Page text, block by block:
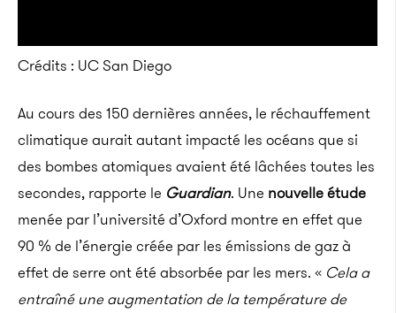
Crédits : UC San Diego
Au cours des 150 dernières années, le réchauffement
climatique aurait autant impacté les océans que si
des bombes atomiques avaient été lâchées toutes les
secondes, rapporte le Guardian. Une nouvelle étude
menée par l’université d’Oxford montre en effet que
90 % de l’énergie créée par les émissions de gaz à
effet de serre ont été absorbée par les mers. « Celaa
entraîné une augmentation de la température de